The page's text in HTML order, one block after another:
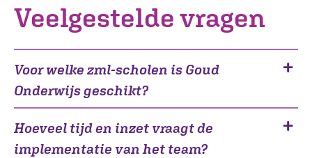
Veelgestelde vragen
Voor welke zml-scholen is Goud
Onderwijs geschikt?
Hoeveel tijd en inzet vraagt de
implementatie van het team?